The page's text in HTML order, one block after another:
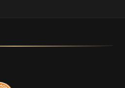
ciklusu. Uz